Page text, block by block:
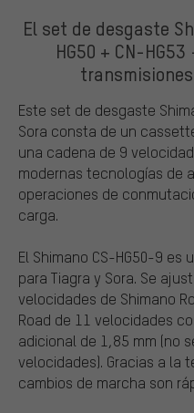
El set de desgaste
HG50 + CN-
Este set de desgaste
Sora consta de un
una cadena de 9
modernas tecnologías de
operaciones de
carga.
El Shimano CS-HG50-9
para Tiagra y Sora. Se
velocidades de Shimano
Road de 11 velocidades
adicional de 1,85 mm (no
velocidades). Gracias a la
cambios de marcha son